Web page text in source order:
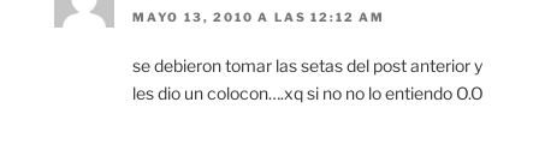
MAYO 13, 2010 A LAS 12:12 AM
se debieron tomar las setas del post anterior y
les dio un colocon….xq si no no lo entiendo O.O